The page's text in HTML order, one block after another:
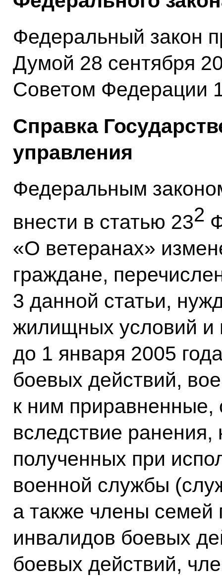
Федеральный закон
Думой 28 сентября
Советом Федерации
Справка
управления
Федеральным
внести в статью 232
«О ветеранах»
граждане,
3 данной статьи,
жилищных условий и
до 1 января 2005
боевых действий,
к ним
вследствие ранения,
полученных при
военной службы
а также члены
инвалидов боевых
боевых действий,